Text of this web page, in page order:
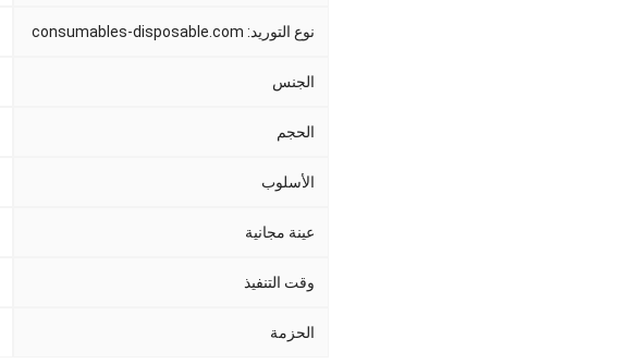
نوع التوريد: consumables-disposable.com
الجنس
الحجم
الأسلوب
عينة مجانية
وقت التنفيذ
الحزمة